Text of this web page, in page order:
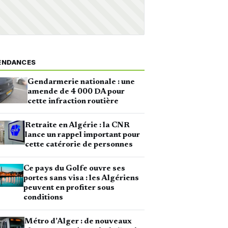
Gendarmerie nationale : une
amende de 4 000 DA pour
cette infraction routière
Retraite en Algérie : la CNR
lance un rappel important pour
cette catérorie de personnes
Ce pays du Golfe ouvre ses
portes sans visa : les Algériens
peuvent en profiter sous
conditions
Métro d’Alger : de nouveaux